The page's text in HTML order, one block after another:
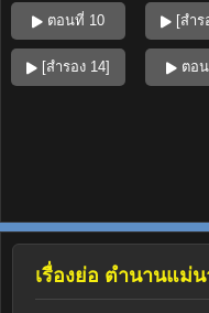
ตอนที่ 10 [สำร
[สำรอง 14] ตอ
เรื่องย่อ ตำนานแม่